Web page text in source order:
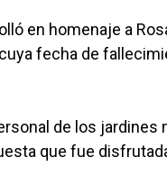
en homenaje a
cuya fecha de
de los
que fue